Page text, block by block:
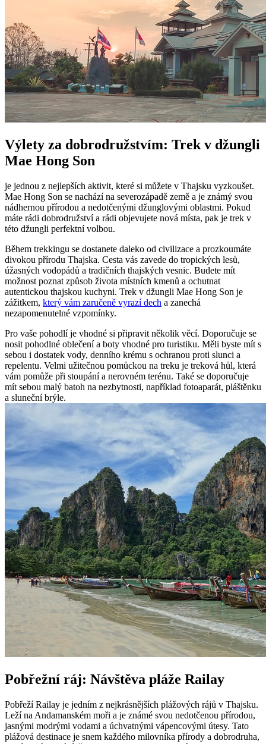
Výlety za dobrodružstvím: Trek v džungli
Mae Hong Son
je jednou z nejlepších aktivit, které si můžete v Thajsku vyzkoušet.
Mae Hong Son se nachází na severozápadě země a je známý svou
nádhernou přírodou a nedotčenými džunglovými oblastmi. Pokud
máte rádi dobrodružství a rádi objevujete nová místa, pak je trek v
této džungli perfektní volbou.
Během trekkingu se dostanete daleko od civilizace a prozkoumáte
divokou přírodu Thajska. Cesta vás zavede do tropických lesů,
úžasných vodopádů a tradičních thajských vesnic. Budete mít
možnost poznat způsob života místních kmenů a ochutnat
autentickou thajskou kuchyni. Trek v džungli Mae Hong Son je
zážitkem, který vám zaručeně vyrazí dech a zanechá
nezapomenutelné vzpomínky.
Pro vaše pohodlí je vhodné si připravit několik věcí. Doporučuje se
nosit pohodlné oblečení a boty vhodné pro turistiku. Měli byste mít s
sebou i dostatek vody, denního krému s ochranou proti slunci a
repelentu. Velmi užitečnou pomůckou na treku je treková hůl, která
vám pomůže při stoupání a nerovném terénu. Také se doporučuje
mít sebou malý batoh na nezbytnosti, například fotoaparát, pláštěnku
a sluneční brýle.
Pobřežní ráj: Návštěva pláže Railay
Pobřeží Railay je jedním z nejkrásnějších plážových rájů v Thajsku.
Leží na Andamanském moři a je známé svou nedotčenou přírodou,
jasnými modrými vodami a úchvatnými vápencovými útesy. Tato
plážová destinace je snem každého milovníka přírody a dobrodruha,